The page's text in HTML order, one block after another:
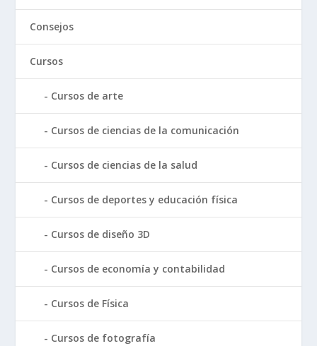
Consejos
Cursos
Cursos de arte
Cursos de ciencias de la comunicación
Cursos de ciencias de la salud
Cursos de deportes y educación física
Cursos de diseño 3D
Cursos de economía y contabilidad
Cursos de Física
Cursos de fotografía